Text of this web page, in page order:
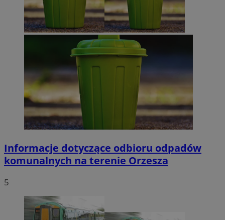
Informacje dotyczące odbioru odpadów
komunalnych na terenie Orzesza
5